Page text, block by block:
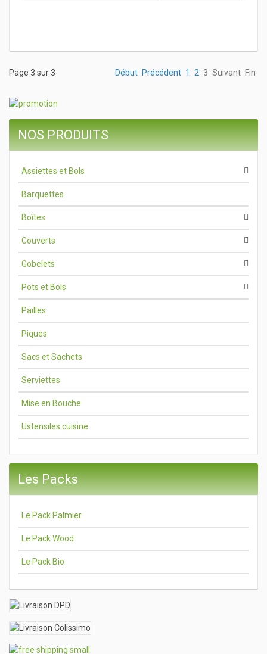
Début Précédent 1 2 3 Suivant Fin
Page 3 sur 3
NOS PRODUITS
Assiettes et Bols
Barquettes
Boîtes
Couverts
Gobelets
Pots et Bols
Pailles
Piques
Sacs et Sachets
Serviettes
Mise en Bouche
Ustensiles cuisine
Les Packs
Le Pack Palmier
Le Pack Wood
Le Pack Bio